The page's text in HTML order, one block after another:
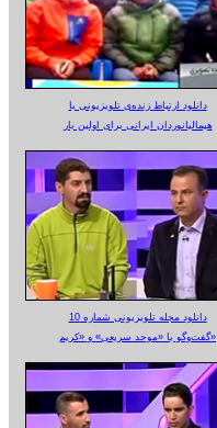
دانلود ارتباط زنده‌ی تلویزیونی‌ با
هیمالیانوردان ایرانی برای اولین بار
دانلود مجله تلویزیونی شماره 10
گفت‌وگو با «موحد سریعی» و «کریم»